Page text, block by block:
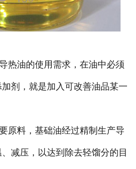
油的使用需求，在油中必须
剂，就是加入可改善油品某一
料，基础油经过精制生产导
减压，以达到除去轻馏分的目